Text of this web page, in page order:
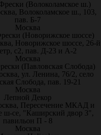
(Волоколамское ш.)
Волоколамское ш., 103,
пав. Б-7
Москва
(Новорижское шоссе)
Новорижское шоссе, 26-й
с2, пав. Д-23 и А-2
Москва
(Павловская Слобода)
ул. Ленина, 76/2, село
Слобода, пав. 19-21
Москва
Лепной Декор
Пересечение МКАД и
ш-се, "Каширский двор 3",
павильон П - 8
Москва